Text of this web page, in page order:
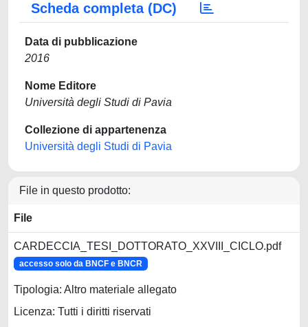
Scheda completa (DC)
Data di pubblicazione
2016
Nome Editore
Università degli Studi di Pavia
Collezione di appartenenza
Università degli Studi di Pavia
File in questo prodotto:
File
CARDECCIA_TESI_DOTTORATO_XXVIII_CICLO.pdf
accesso solo da BNCF e BNCR
Tipologia: Altro materiale allegato
Licenza: Tutti i diritti riservati